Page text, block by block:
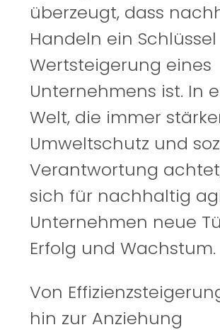
überzeugt, dass
Handeln ein Schlüssel
Wertsteigerung eines
Unternehmens ist. In
Welt, die immer
Umweltschutz und
Verantwortung
sich für nachhaltig
Unternehmen neue
Erfolg und Wachstum.
Von
hin zur Anziehung